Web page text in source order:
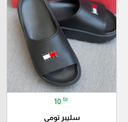
10 ₪
سليبر تومي